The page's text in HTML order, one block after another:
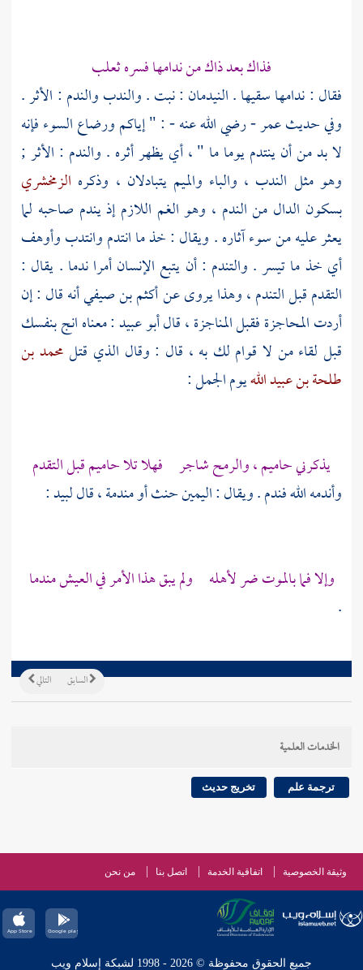
فذاك بعد ذاك من ندامها فسرهثعلب
فقال : ندامها سقيها . النيدمان : نبت . والندب والندم : الأثر .
وفي حديثعمر- رضي الله عنه - : " إياكم ورضاع السوء فإنه
لا بد من أن ينتدم يوما ما " ، أي يظهر أثره . والندم : الأثر ;
وهو مثل الندب ، والباء والميم يتبادلان ، وذكره الزمخشري
بسكون الدال من الندم ، وهو الغم اللازم إذ يندم صاحبه لما
يعثر عليه من سوء آثاره . ويقال : خذ ما انتدم وانتدب وأوهف
أي خذ ما تيسر . والتندم : أن يتبع الإنسان أمرا ندما . يقال :
التقدم قبل التندم ، وهذا يروى عنأكثم بن صيفيأنه قال : إن
أردت المحاجزة فقبل المناجزة ، قالأبو عبيد: معناه انج بنفسك
قبل لقاء من لا قوام لك به ، قال : وقال الذي قتلمحمد بن
طلحة بن عبيد اللهيوم الجمل :
يذكرني حاميم ، والرمح شاجر فهلا تلا حاميم قبل التقدم
وأندمه الله فندم . ويقال : اليمين حنث أو مندمة ، قاللبيد:
وإلا فما بالموت ضر لأهله ولم يبق هذا الأمر في العيش مندما
.
التالي السابق
الخدمات العلمية
ترجمة علم تخريج حديث
وثيقة الخصوصية اتفاقية الخدمة اتصل بنا من نحن
جميع الحقوق محفوظة © 2026 - 1998 لشبكة إسلام ويب